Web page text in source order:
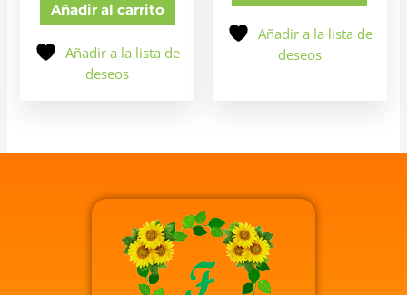
Añadir al carrito
Añadir a la lista de
deseos
Añadir a la lista de
deseos